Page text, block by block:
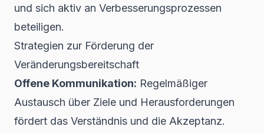
und sich aktiv an Verbesserungsprozessen
beteiligen.
Strategien zur Förderung der
Veränderungsbereitschaft
Offene Kommunikation: Regelmäßiger
Austausch über Ziele und Herausforderungen
fördert das Verständnis und die Akzeptanz.